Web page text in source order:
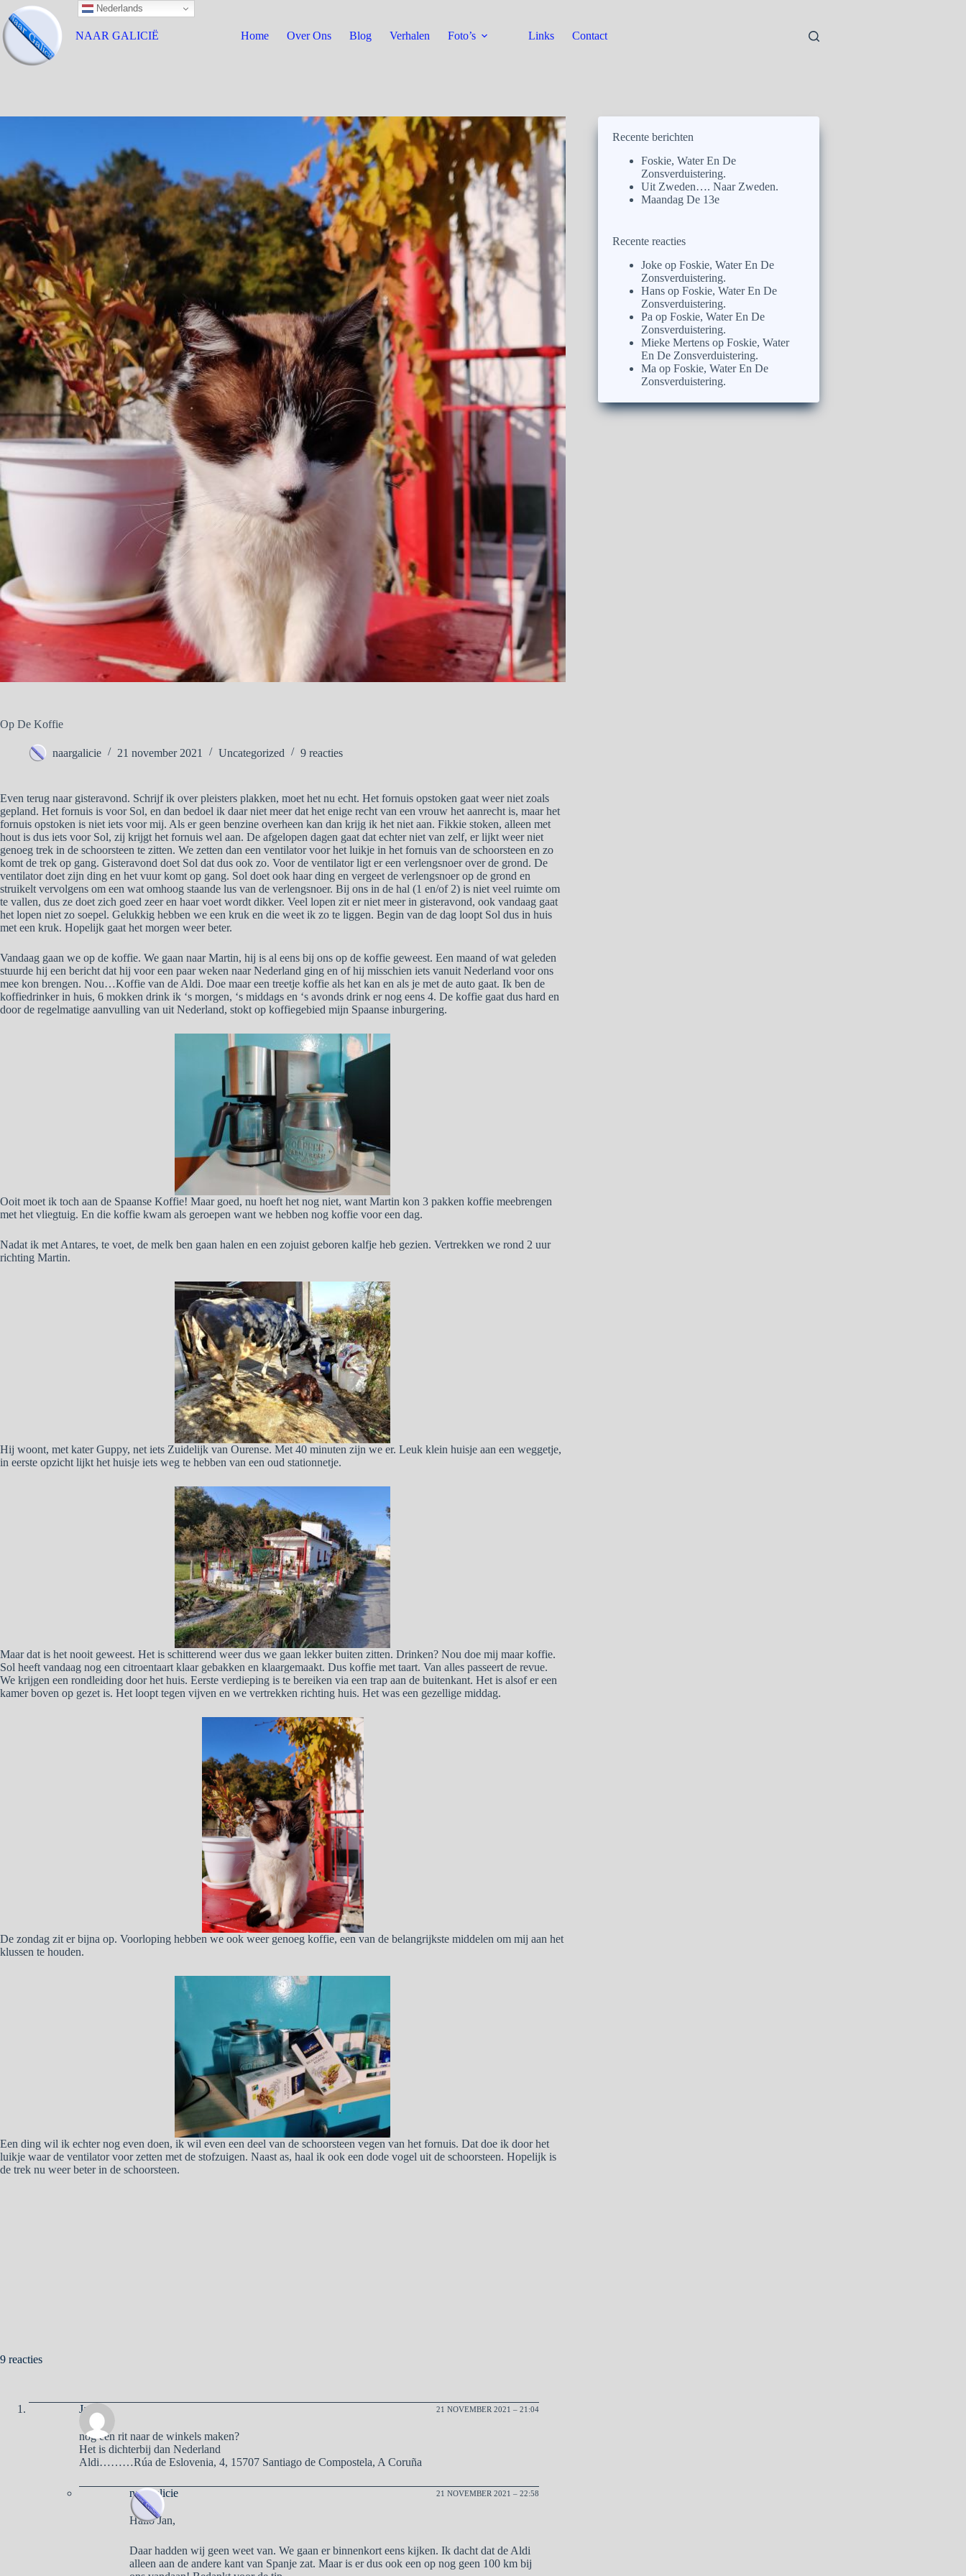
NAAR GALICIË Home Over Ons Blog Verhalen Foto’s Links Contact
Op De Koffie
naargalicie 21 november 2021 Uncategorized 9 reacties
Even terug naar gisteravond. Schrijf ik over pleisters plakken, moet het nu echt. Het fornuis opstoken gaat weer niet zoals
gepland. Het fornuis is voor Sol, en dan bedoel ik daar niet meer dat het enige recht van een vrouw het aanrecht is, maar het
fornuis opstoken is niet iets voor mij. Als er geen benzine overheen kan dan krijg ik het niet aan. Fikkie stoken, alleen met
hout is dus iets voor Sol, zij krijgt het fornuis wel aan. De afgelopen dagen gaat dat echter niet van zelf, er lijkt weer niet
genoeg trek in de schoorsteen te zitten. We zetten dan een ventilator voor het luikje in het fornuis van de schoorsteen en zo
komt de trek op gang. Gisteravond doet Sol dat dus ook zo. Voor de ventilator ligt er een verlengsnoer over de grond. De
ventilator doet zijn ding en het vuur komt op gang. Sol doet ook haar ding en vergeet de verlengsnoer op de grond en
struikelt vervolgens om een wat omhoog staande lus van de verlengsnoer. Bij ons in de hal (1 en/of 2) is niet veel ruimte om
te vallen, dus ze doet zich goed zeer en haar voet wordt dikker. Veel lopen zit er niet meer in gisteravond, ook vandaag gaat
het lopen niet zo soepel. Gelukkig hebben we een kruk en die weet ik zo te liggen. Begin van de dag loopt Sol dus in huis
met een kruk. Hopelijk gaat het morgen weer beter.
Vandaag gaan we op de koffie. We gaan naar Martin, hij is al eens bij ons op de koffie geweest. Een maand of wat geleden
stuurde hij een bericht dat hij voor een paar weken naar Nederland ging en of hij misschien iets vanuit Nederland voor ons
mee kon brengen. Nou…Koffie van de Aldi. Doe maar een treetje koffie als het kan en als je met de auto gaat. Ik ben de
koffiedrinker in huis, 6 mokken drink ik ‘s morgen, ‘s middags en ‘s avonds drink er nog eens 4. De koffie gaat dus hard en
door de regelmatige aanvulling van uit Nederland, stokt op koffiegebied mijn Spaanse inburgering.
Ooit moet ik toch aan de Spaanse Koffie! Maar goed, nu hoeft het nog niet, want Martin kon 3 pakken koffie meebrengen
met het vliegtuig. En die koffie kwam als geroepen want we hebben nog koffie voor een dag.
Nadat ik met Antares, te voet, de melk ben gaan halen en een zojuist geboren kalfje heb gezien. Vertrekken we rond 2 uur
richting Martin.
Hij woont, met kater Guppy, net iets Zuidelijk van Ourense. Met 40 minuten zijn we er. Leuk klein huisje aan een weggetje,
in eerste opzicht lijkt het huisje iets weg te hebben van een oud stationnetje.
Maar dat is het nooit geweest. Het is schitterend weer dus we gaan lekker buiten zitten. Drinken? Nou doe mij maar koffie.
Sol heeft vandaag nog een citroentaart klaar gebakken en klaargemaakt. Dus koffie met taart. Van alles passeert de revue.
We krijgen een rondleiding door het huis. Eerste verdieping is te bereiken via een trap aan de buitenkant. Het is alsof er een
kamer boven op gezet is. Het loopt tegen vijven en we vertrekken richting huis. Het was een gezellige middag.
De zondag zit er bijna op. Voorloping hebben we ook weer genoeg koffie, een van de belangrijkste middelen om mij aan het
klussen te houden.
Een ding wil ik echter nog even doen, ik wil even een deel van de schoorsteen vegen van het fornuis. Dat doe ik door het
luikje waar de ventilator voor zetten met de stofzuigen. Naast as, haal ik ook een dode vogel uit de schoorsteen. Hopelijk is
de trek nu weer beter in de schoorsteen.
Recente berichten
Foskie, Water En De
Zonsverduistering.
Uit Zweden…. Naar Zweden.
Maandag De 13e
Recente reacties
Joke opFoskie, Water En De
Zonsverduistering.
Hans opFoskie, Water En De
Zonsverduistering.
Pa opFoskie, Water En De
Zonsverduistering.
Mieke Mertens opFoskie, Water
En De Zonsverduistering.
Ma opFoskie, Water En De
Zonsverduistering.
9 reacties
Jan 21 NOVEMBER 2021 – 21:04
nog een rit naar de winkels maken?
Het is dichterbij dan Nederland
Aldi………Rúa de Eslovenia, 4, 15707 Santiago de Compostela, A Coruña
naargalicie 21 NOVEMBER 2021 – 22:58
Hallo Jan,
Daar hadden wij geen weet van. We gaan er binnenkort eens kijken. Ik dacht dat de Aldi
alleen aan de andere kant van Spanje zat. Maar is er dus ook een op nog geen 100 km bij
Nederlands